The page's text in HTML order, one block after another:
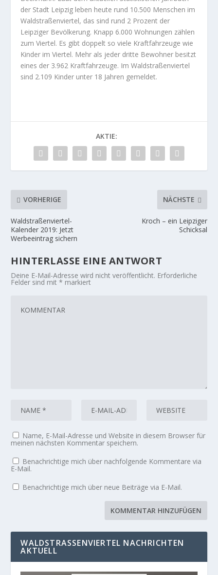
der Stadt Leipzig leben heute rund 10.500 Menschen im
Waldstraßenviertel, das sind rund 2 Prozent der
Leipziger Bevölkerung. Knapp 6.000 Wohnungen zählen
zum Viertel. Es gibt doppelt so viele Kraftfahrzeuge wie
Kinder im Viertel. Mehr als jeder dritte Bewohner besitzt
eines der 3.962 Kraftfahrzeuge. Im Waldstraßenviertel
sind 2.109 Kinder unter 18 Jahren gemeldet.
AKTIE:
VORHERIGE
Waldstraßenviertel-
Kalender 2019: Jetzt
Werbeeintrag sichern
NÄCHSTE
Kroch – ein Leipziger
Schicksal
HINTERLASSE EINE ANTWORT
Deine E-Mail-Adresse wird nicht veröffentlicht. Erforderliche
Felder sind mit* markiert
Name, E-Mail-Adresse und Website in diesem Browser für
meinen nächsten Kommentar speichern.
Benachrichtige mich über nachfolgende Kommentare via
E-Mail.
Benachrichtige mich über neue Beiträge via E-Mail.
WALDSTRASSENVIERTEL NACHRICHTEN A
KTUELL